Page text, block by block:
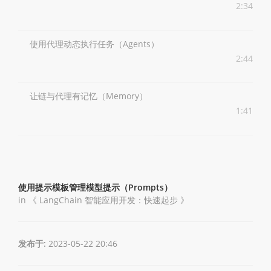
2:34
使用代理动态执行任务（Agents）
2:44
让链与代理有记忆（Memory）
1:41
使用提示模板管理模型提示（Prompts）
in 《 LangChain 智能应用开发：快速起步 》
发布于: 2023-05-22 20:46